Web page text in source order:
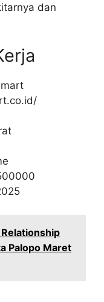
dan
Palopo Maret